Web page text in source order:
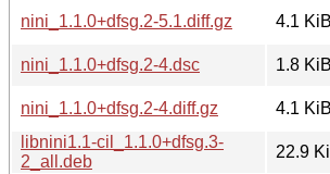
nini_1.1.0+dfsg.2-5.1.diff.gz
4.1 KiB
nini_1.1.0+dfsg.2-4.dsc
1.8 KiB
nini_1.1.0+dfsg.2-4.diff.gz
4.1 KiB
libnini1.1-cil_1.1.0+dfsg.3-
2_all.deb
22.9